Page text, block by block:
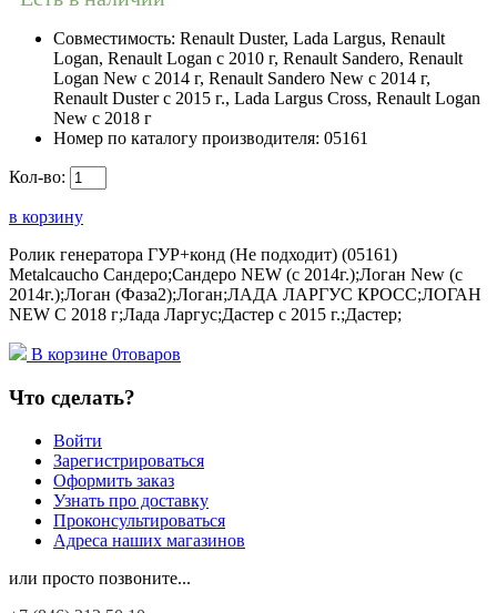
Совместимость: Renault Duster, Lada Largus, Renault
Logan, Renault Logan c 2010 г, Renault Sandero, Renault
Logan New с 2014 г, Renault Sandero New с 2014 г,
Renault Duster с 2015 г., Lada Largus Cross, Renault Logan
New с 2018 г
Номер по каталогу производителя: 05161
Кол-во:
в корзину
Ролик генератора ГУР+конд (Не подходит) (05161)
Metalcaucho Сандеро;Сандеро NEW (с 2014г.);Логан New (с
2014г.);Логан (Фаза2);Логан;ЛАДА ЛАРГУС КРОСС;ЛОГАН
NEW С 2018 г;Лада Ларгус;Дастер с 2015 г.;Дастер;
В корзине 0товаров
Что сделать?
Войти
Зарегистрироваться
Оформить заказ
Узнать про доставку
Проконсультироваться
Адреса наших магазинов
или просто позвоните...